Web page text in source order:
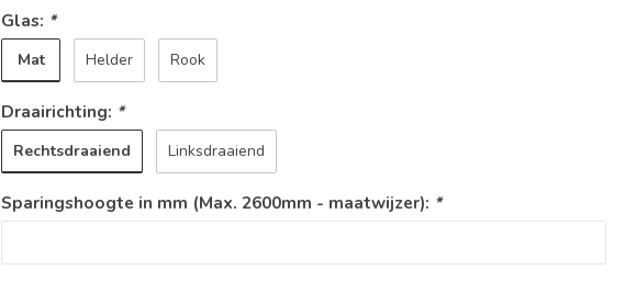
Glas: *
Mat Helder Rook
Draairichting: *
Rechtsdraaiend Linksdraaiend
Sparingshoogte in mm (Max. 2600mm - maatwijzer): *